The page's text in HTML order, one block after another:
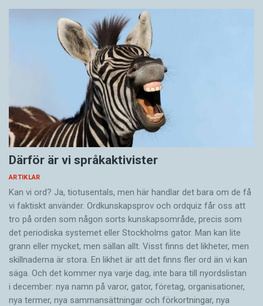
Därför är vi språkaktivister
ARTIKLAR
Kan vi ord? Ja, tiotusentals, men här handlar det bara om de få
vi faktiskt använder. Ordkunskapsprov och ordquiz får oss att
tro på orden som någon sorts kunskapsområde, precis som
det periodiska systemet eller Stockholms gator. Man kan lite
grann eller mycket, men sällan allt. Visst finns det likheter, men
skillnaderna är stora. En likhet är att det finns fler ord än vi kan
säga. Och det kommer nya varje dag, inte bara till nyordslistan
i december: nya namn på varor, gator, företag, organisationer,
nya termer, nya samman­sättningar och förkortningar, nya